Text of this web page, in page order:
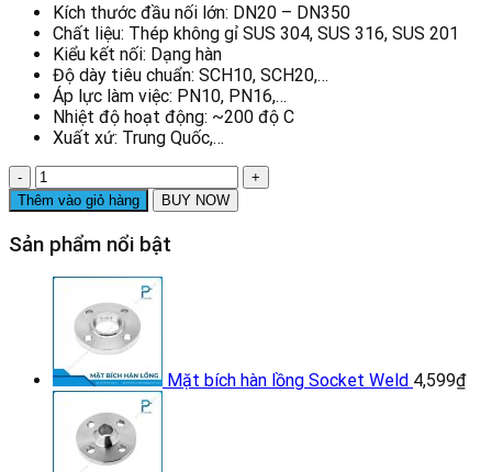
Kích thước đầu nối lớn: DN20 – DN350
Chất liệu: Thép không gỉ SUS 304, SUS 316, SUS 201
Kiểu kết nối: Dạng hàn
Độ dày tiêu chuẩn: SCH10, SCH20,…
Áp lực làm việc: PN10, PN16,…
Nhiệt độ hoạt động: ~200 độ C
Xuất xứ: Trung Quốc,…
Tê
thu
hàn
inox
số
lượng
Thêm vào giỏ hàng BUY NOW
Sản phẩm nổi bật
Mặt bích hàn lồng Socket Weld 4,599₫